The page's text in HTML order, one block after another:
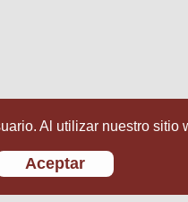
Al utilizar nuestro
Aceptar